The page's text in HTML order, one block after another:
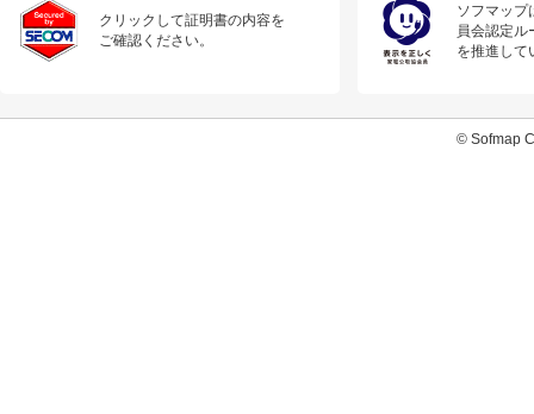
クリックして証明書の内容を
ご確認ください。
ソフマップ
員会認定ル
を推進して
© Sofmap